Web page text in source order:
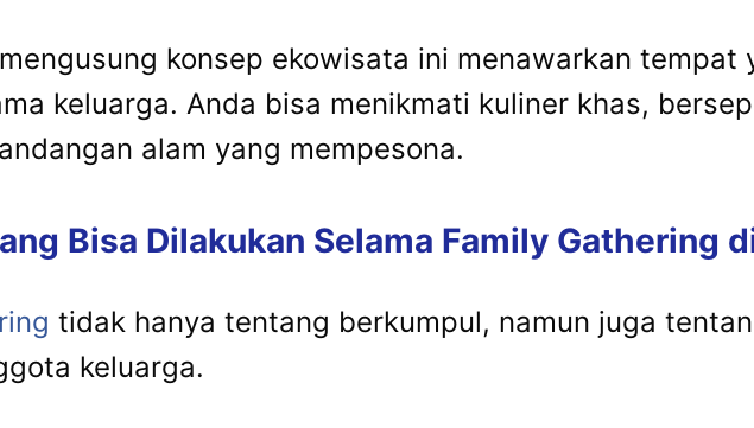
konsep ekowisata ini menawarkan tempat
keluarga. Anda bisa menikmati kuliner khas,
alam yang mempesona.
Bisa Dilakukan Selama Family Gathering
tidak hanya tentang berkumpul, namun juga
keluarga.